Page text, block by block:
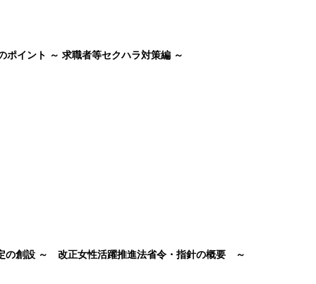
ポイント ～ 求職者等セクハラ対策編 ～
の創設 ～ 改正女性活躍推進法省令・指針の概要 ～